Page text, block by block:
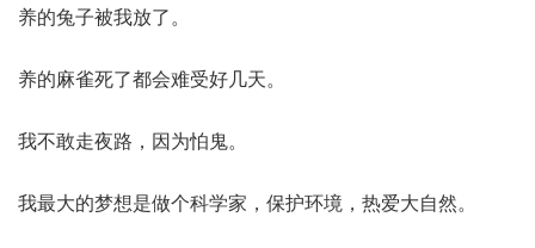
养的兔子被我放了。
养的麻雀死了都会难受好几天。
我不敢走夜路，因为怕鬼。
我最大的梦想是做个科学家，保护环境，热爱大自然。